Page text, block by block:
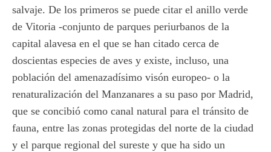
salvaje. De los primeros se puede citar el anillo verde
de Vitoria -conjunto de parques periurbanos de la
capital alavesa en el que se han citado cerca de
doscientas especies de aves y existe, incluso, una
población del amenazadísimo visón europeo- o la
renaturalización del Manzanares a su paso por Madrid,
que se concibió como canal natural para el tránsito de
fauna, entre las zonas protegidas del norte de la ciudad
y el parque regional del sureste y que ha sido un